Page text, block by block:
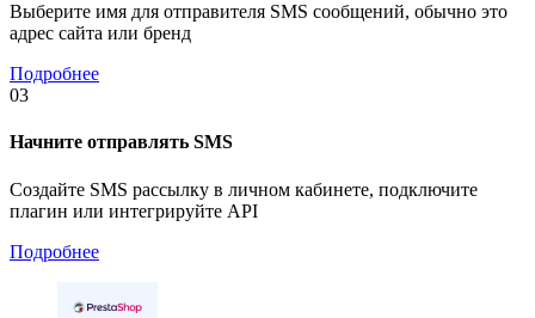
Выберите имя для отправителя SMS сообщений, обычно это
адрес сайта или бренд
Подробнее
03
Начните отправлять SMS
Создайте SMS рассылку в личном кабинете, подключите
плагин или интегрируйте API
Подробнее